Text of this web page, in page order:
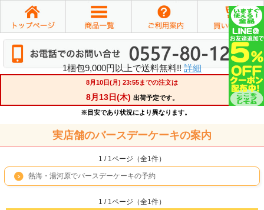
1梱包9,000円以上で送料無料!!詳細
実店舗のバースデーケーキの案内
1 / 1ページ（全1件）
熱海・湯河原でバースデーケーキの予約
1 / 1ページ（全1件）